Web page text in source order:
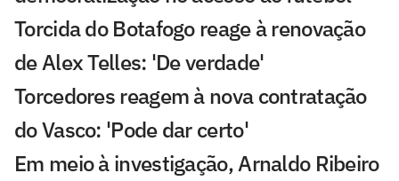
Torcida do Botafogo reage à renovação
de Alex Telles: 'De verdade'
Torcedores reagem à nova contratação
do Vasco: 'Pode dar certo'
Em meio à investigação, Arnaldo Ribeiro